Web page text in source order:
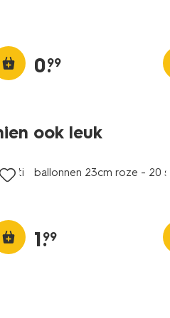
0.
99
ook leuk
ballonnen 23cm roze - 20
1.
99